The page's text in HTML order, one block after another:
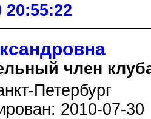
20:55:22
член
Петербург
2010-07-30